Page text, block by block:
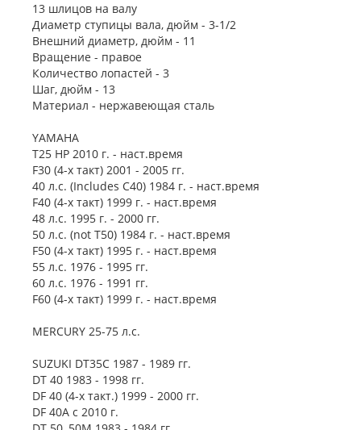
13 шлицов на валу
Диаметр ступицы вала, дюйм - 3-1/2
Внешний диаметр, дюйм - 11
Вращение - правое
Количество лопастей - 3
Шаг, дюйм - 13
Материал - нержавеющая сталь
YAMAHA
T25 HP 2010 г. - наст.время
F30 (4-х такт) 2001 - 2005 гг.
40 л.с. (Includes C40) 1984 г. - наст.время
F40 (4-х такт) 1999 г. - наст.время
48 л.с. 1995 г. - 2000 гг.
50 л.с. (not T50) 1984 г. - наст.время
F50 (4-х такт) 1995 г. - наст.время
55 л.с. 1976 - 1995 гг.
60 л.с. 1976 - 1991 гг.
F60 (4-х такт) 1999 г. - наст.время
MERCURY 25-75 л.с.
SUZUKI DT35C 1987 - 1989 гг.
DT 40 1983 - 1998 гг.
DF 40 (4-х такт.) 1999 - 2000 гг.
DF 40A с 2010 г.